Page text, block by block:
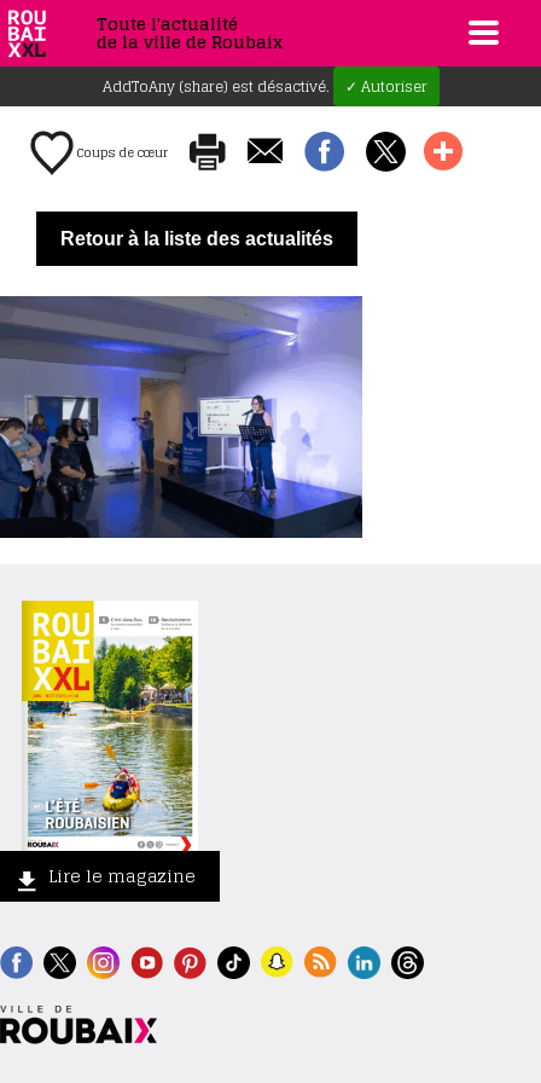
Toute l'actualité
de la ville de Roubaix
AddToAny (share) est désactivé. ✓ Autoriser
Coups de cœur
Retour à la liste des actualités
Lire le magazine